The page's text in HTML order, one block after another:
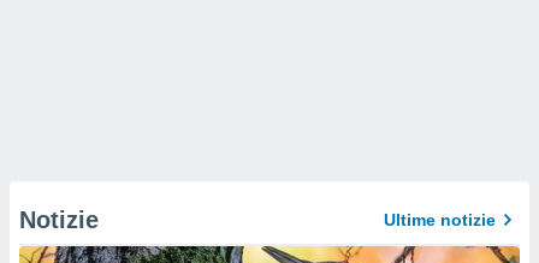
Notizie Ultime notizie